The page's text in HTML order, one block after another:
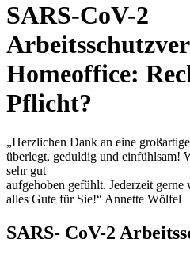
SARS-CoV-2
Homeoffice:
Pflicht?
„Herzlichen Dank an eine
überlegt, geduldig und einfühlsam!
sehr gut
aufgehoben gefühlt. Jederzeit
alles Gute für Sie!“ Annette Wölfel
SARS- CoV-2